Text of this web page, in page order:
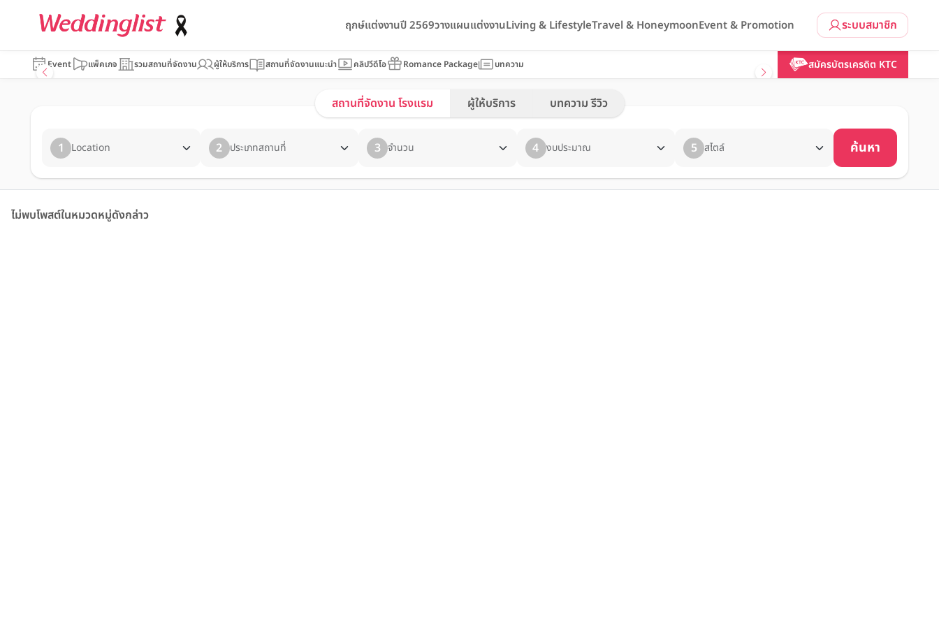
ระบบสมาชิก
ฤกษ์แต่งงานปี 2569วางแผนแต่งงานLiving & LifestyleTravel & HoneymoonEvent & Promotion
Event แพ็คเกจ รวมสถานที่จัดงาน ผู้ให้บริการ สถานที่จัดงานแนะนำ คลิปวีดีโอ Romance Package บทความ สมัครบัตรเครดิต KTC
สถานที่จัดงาน โรงแรม ผู้ให้บริการ บทความ รีวิว
1 Location 2 ประเภทสถานที่ 3 จำนวน 4 งบประมาณ 5 สไตล์ ค้นหา
ไม่พบโพสต์ในหมวดหมู่ดังกล่าว